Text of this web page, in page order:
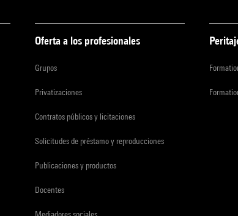
Oferta a los profesionales
Grupos
Privatizaciones
Contratos públicos y licitaciones
Solicitudes de préstamo y reproducciones
Publicaciones y productos
Docentes
Mediadores sociales